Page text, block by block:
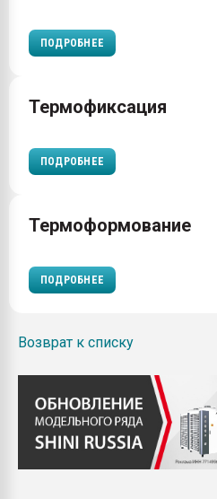
ПОДРОБНЕЕ
Термофиксация
ПОДРОБНЕЕ
Термоформование
ПОДРОБНЕЕ
Возврат к списку